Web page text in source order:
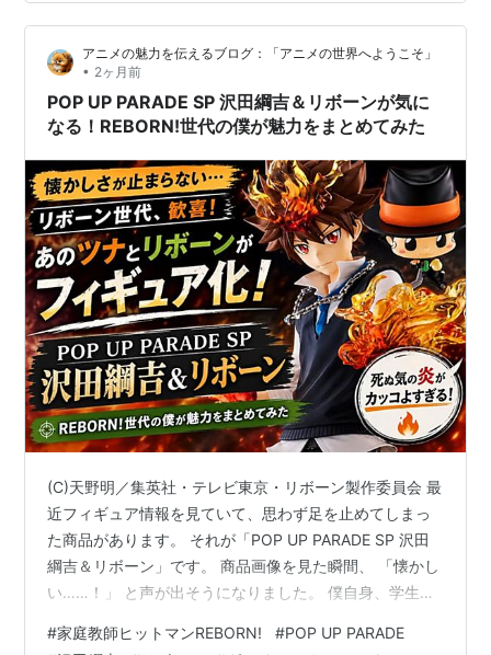
社長である光誠（以下：英人）に関する情報はほとんど
明かされないまま、 英人として生きる光誠（以下：光
誠）の視点で話が展開されていくのです。 だから…なん
でしょう、目的はあるはず…
アニメの魅力を伝えるブログ：「アニメの世界へようこそ」
• 2ヶ月前
POP UP PARADE SP 沢田綱吉＆リボーンが気に
なる！REBORN!世代の僕が魅力をまとめてみた
(C)天野明／集英社・テレビ東京・リボーン製作委員会 最
近フィギュア情報を見ていて、思わず足を止めてしまっ
た商品があります。 それが「POP UP PARADE SP 沢田
綱吉＆リボーン」です。 商品画像を見た瞬間、 「懐かし
い……！」 と声が出そうになりました。 僕自身、学生時
代です。 特にリボーンが好きだったこともあり、今回の
#家庭教師ヒットマンREBORN! #POP UP PARADE